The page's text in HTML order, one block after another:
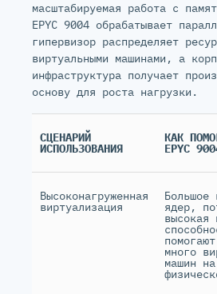
масштабируемая работа с
EPYC 9004 обрабатывает
гипервизор распределяет
виртуальными машинами, а
инфраструктура получает
основу для роста нагрузки.
СЦЕНАРИЙ
ИСПОЛЬЗОВАНИЯ
КАК
EPYC
Высоконагруженная
виртуализация
Большое
ядер,
высокая
много
машин